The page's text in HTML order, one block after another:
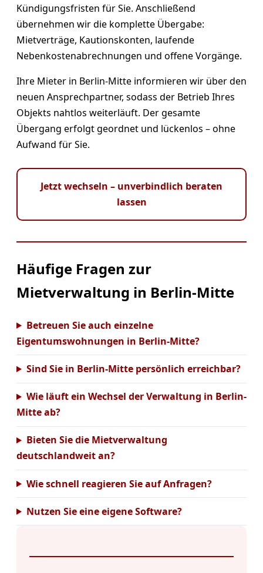
Kündigungsfristen für Sie. Anschließend
übernehmen wir die komplette Übergabe:
Mietverträge, Kautionskonten, laufende
Nebenkostenabrechnungen und offene Vorgänge.
Ihre Mieter in Berlin-Mitte informieren wir über den
neuen Ansprechpartner, sodass der Betrieb Ihres
Objekts nahtlos weiterläuft. Der gesamte
Übergang erfolgt geordnet und lückenlos – ohne
Aufwand für Sie.
Jetzt wechseln – unverbindlich beraten
lassen
Häufige Fragen zur
Mietverwaltung in Berlin-Mitte
Betreuen Sie auch einzelne
Eigentumswohnungen in Berlin-Mitte?
Sind Sie in Berlin-Mitte persönlich erreichbar?
Wie läuft ein Wechsel der Verwaltung in Berlin-
Mitte ab?
Bieten Sie die Mietverwaltung
deutschlandweit an?
Wie schnell reagieren Sie auf Anfragen?
Nutzen Sie eine eigene Software?